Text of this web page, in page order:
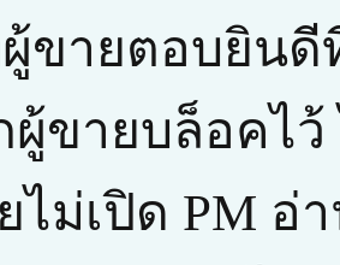
ขายตอบยินดี
ผู้ขายบล็อคไว้
ไม่เปิด PM อ่